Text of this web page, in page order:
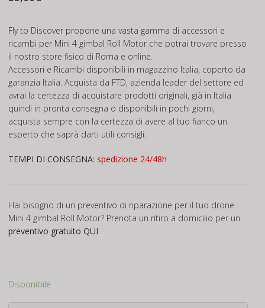
Fly to Discover propone una vasta gamma di accessori e
ricambi per Mini 4 gimbal Roll Motor che potrai trovare presso
il nostro store fisico di Roma e online.
Accessori e Ricambi disponibili in magazzino Italia, coperto da
garanzia Italia. Acquista da FTD, azienda leader del settore ed
avrai la certezza di acquistare prodotti originali, già in Italia
quindi in pronta consegna o disponibili in pochi giorni,
acquista sempre con la certezza di avere al tuo fianco un
esperto che saprà darti utili consigli.
TEMPI DI CONSEGNA: spedizione 24/48h
Hai bisogno di un preventivo di riparazione per il tuo drone
Mini 4 gimbal Roll Motor? Prenota un ritiro a domicilio per un
preventivo gratuito QUI
Disponibile